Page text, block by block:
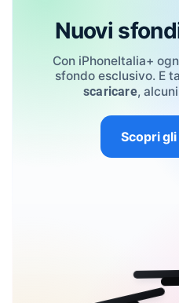
Nuovi
Con iPhoneItalia+
sfondo esclusivo. E
scaricare,
Scopri